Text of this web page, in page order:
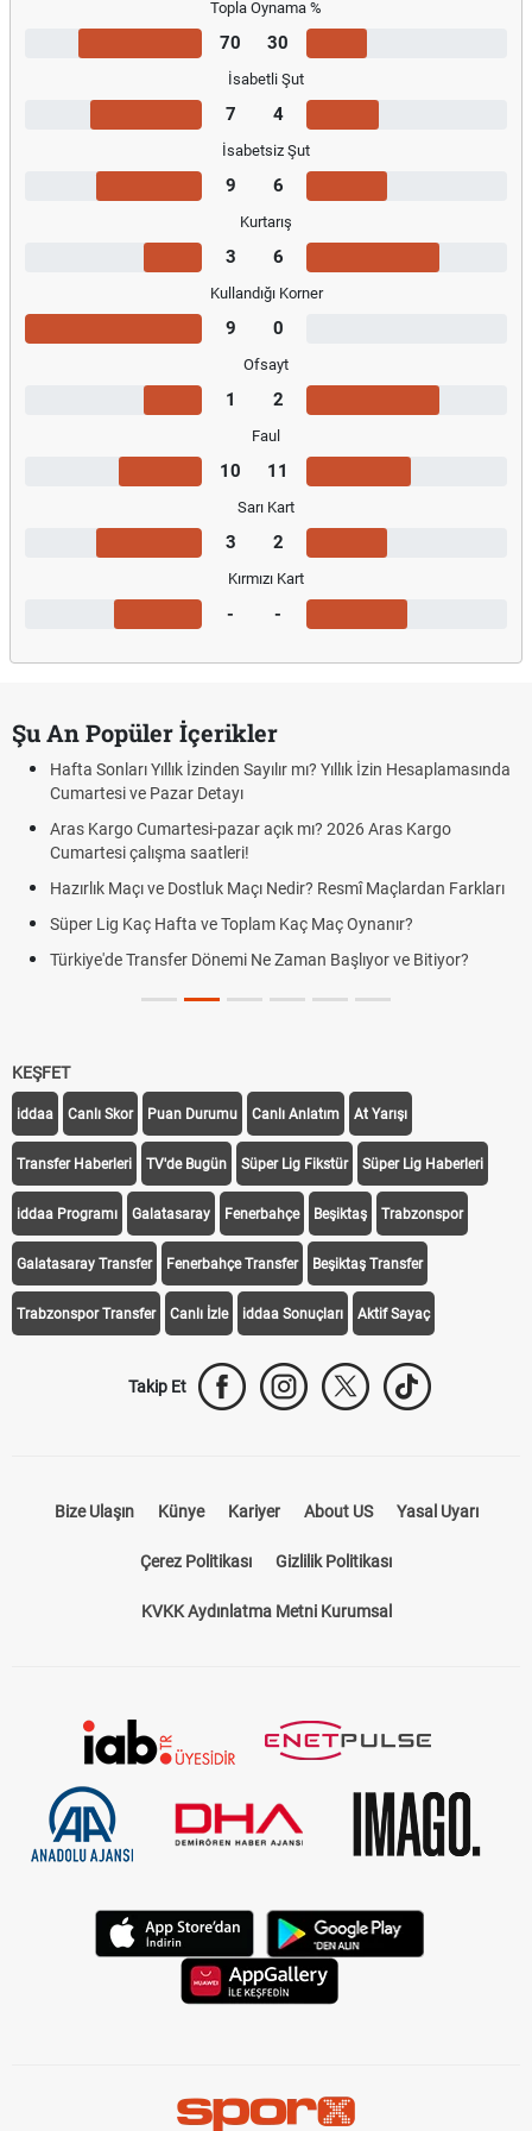
Topla Oynama %
70 30
İsabetli Şut
7 4
İsabetsiz Şut
9 6
Kurtarış
3 6
Kullandığı Korner
9 0
Ofsayt
1 2
Faul
10 11
Sarı Kart
3 2
Kırmızı Kart
- -
Şu An Popüler İçerikler
Hafta Sonları Yıllık İzinden Sayılır mı? Yıllık İzin Hesaplamasında
Cumartesi ve Pazar Detayı
Aras Kargo Cumartesi-pazar açık mı? 2026 Aras Kargo
Cumartesi çalışma saatleri!
Hazırlık Maçı ve Dostluk Maçı Nedir? Resmî Maçlardan Farkları
Süper Lig Kaç Hafta ve Toplam Kaç Maç Oynanır?
Türkiye'de Transfer Dönemi Ne Zaman Başlıyor ve Bitiyor?
KEŞFET
iddaa Canlı Skor Puan Durumu Canlı Anlatım At Yarışı
Transfer Haberleri TV'de Bugün Süper Lig Fikstür Süper Lig Haberleri
iddaa Programı Galatasaray Fenerbahçe Beşiktaş Trabzonspor
Galatasaray Transfer Fenerbahçe Transfer Beşiktaş Transfer
Trabzonspor Transfer Canlı İzle iddaa Sonuçları Aktif Sayaç
Takip Et
Bize Ulaşın Künye Kariyer About US Yasal Uyarı
Çerez Politikası Gizlilik Politikası
KVKK Aydınlatma Metni Kurumsal